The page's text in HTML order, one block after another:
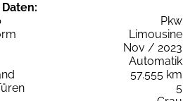
Pkw
Limousine
Nov / 2023
Automatik
57.555 km
5